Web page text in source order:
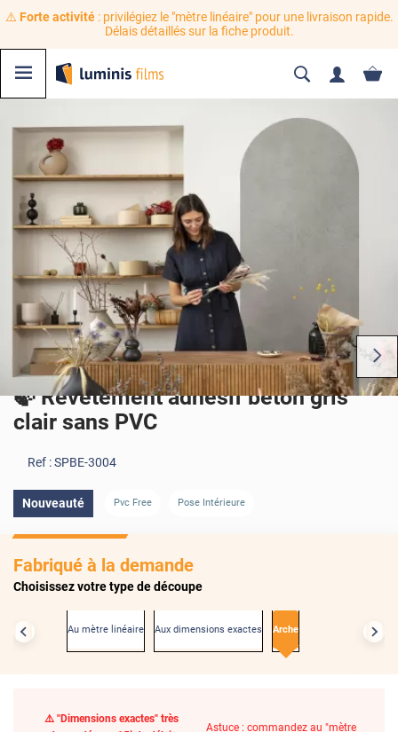
⚠️ Forte activité: privilégiez le "mètre linéaire" pour une livraison rapide.
Délais détaillés sur la fiche produit.
🍃 Revêtement adhésif béton gris
clair sans PVC
Ref :SPBE-3004
Nouveauté Pvc Free Pose Intérieure
Fabriqué à la demande
Choisissez votre type de découpe
Au mètre linéaire Aux dimensions exactes Arche
⚠️ "Dimensions exactes" très
Astuce : commandez au "mètre